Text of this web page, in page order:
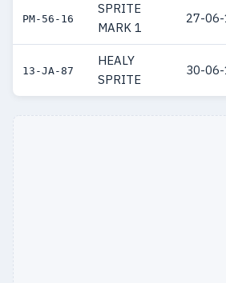
PM-56-16
SPRITE
MARK 1
27-
13-JA-87
HEALY
SPRITE
30-